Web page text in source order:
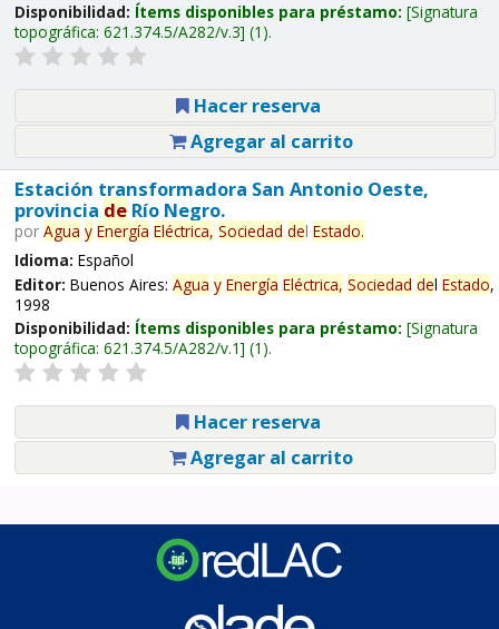
Disponibilidad: Ítems disponibles para préstamo: Signatura
topográfica: 621.374.5/A282/v.3 (1).
Hacer reserva
Agregar al carrito
Estación transformadora San Antonio Oeste,
provincia deRío Negro.
por Agua y Energía Eléctrica, Sociedad del Estado.
Idioma: Español
Editor: Buenos Aires: Agua y Energía Eléctrica, Sociedad del Estado,
1998
Disponibilidad: Ítems disponibles para préstamo: Signatura
topográfica: 621.374.5/A282/v.1 (1).
Hacer reserva
Agregar al carrito